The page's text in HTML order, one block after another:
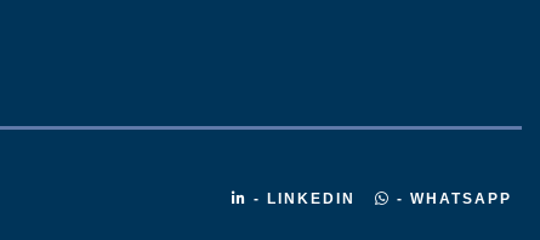
- LINKEDIN - WHATSAPP